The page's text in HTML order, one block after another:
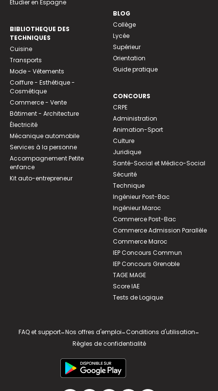
Etudier en Espagne
BIBLIOTHEQUE DES
TECHNIQUES
Cuisine
Transports
Mode - Vêtements
Coiffure - Esthétique -
Cosmétique
Commerce - Vente
Bâtiment - Architecture
Électricité
Mécanique automobile
Services à la personne
Accompagnement Petite
enfance
Kit auto-entrepreneur
BLOG
Collège
Lycée
Supérieur
Orientation
Guide pratique
CONCOURS
CRPE
Administration
Animation-Sport
Culture
Juridique
Santé-Social et Médico-Social
Sécurité
Technique
Ingénieur Post-Bac
Ingénieur Maroc
Commerce Post-Bac
Commerce Admission Parallèle
Commerce Maroc
IEP Concours Commun
IEP Concours Grenoble
TAGE MAGE
Score IAE
Tests de Logique
FAQ et support-Nos offres d'emploi-Conditions d'utilisation-
Règles de confidentialité